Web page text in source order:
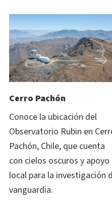
Cerro Pachón
Conoce la ubicación del
Observatorio Rubin en
Pachón, Chile, que cuenta
con cielos oscuros y apoyo
local para la investigación
vanguardia.